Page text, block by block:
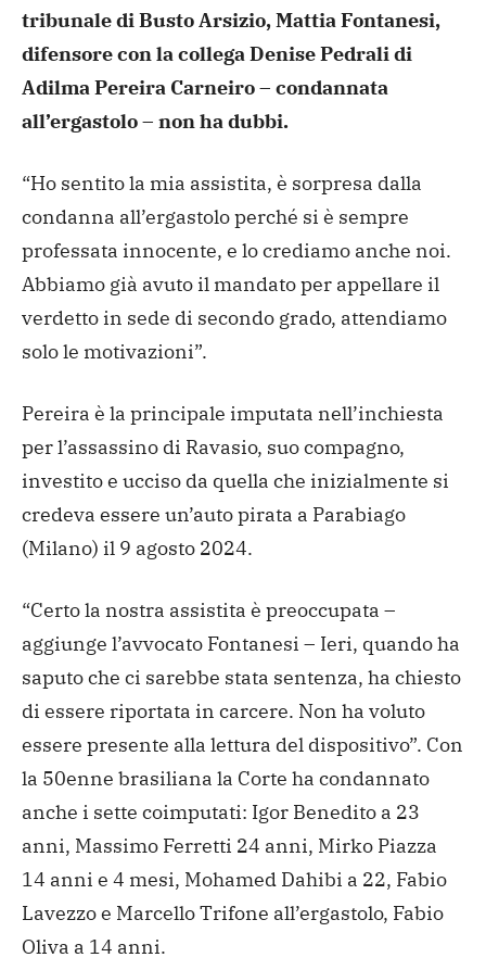
tribunale di Busto Arsizio, MattiaFontanesi,
difensore con la collega Denise Pedrali di
AdilmaPereira Carneiro – condannata
all’ergastolo – non ha dubbi.
“Ho sentito la mia assistita, è sorpresa dalla
condanna all’ergastolo perché si è sempre
professata innocente, e locrediamo anche noi.
Abbiamo già avuto il mandato per appellare il
verdetto in sede di secondo grado, attendiamo
solo le motivazioni”.
Pereira è la principale imputata nell’inchiesta
perl’assassino di Ravasio, suo compagno,
investito e ucciso da quella che inizialmente si
credeva essere un’auto pirata a Parabiago
(Milano) il 9 agosto 2024.
“Certo la nostra assistita è preoccupata –
aggiunge l’avvocato Fontanesi – Ieri, quando ha
saputo che ci sarebbe stata sentenza, ha chiesto
di essere riportata in carcere. Non ha voluto
essere presente alla lettura del dispositivo”. Con
la 50enne brasiliana la Corte ha condannato
anche i sette coimputati: Igor Benedito a 23
anni, Massimo Ferretti 24 anni, Mirko Piazza
14 anni e 4 mesi, Mohamed Dahibi a 22, Fabio
Lavezzo e Marcello Trifone all’ergastolo, Fabio
Oliva a 14 anni.